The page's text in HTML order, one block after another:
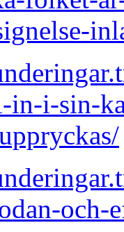
in-i-sin-
och-